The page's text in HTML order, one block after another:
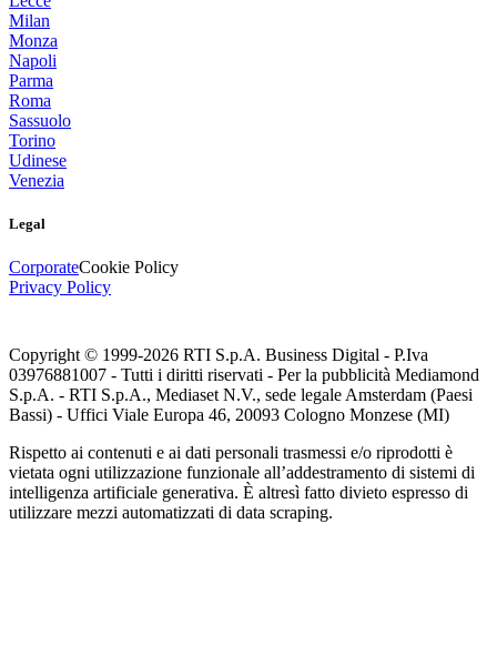
Milan
Monza
Napoli
Parma
Roma
Sassuolo
Torino
Udinese
Venezia
Legal
CorporateCookie Policy
Privacy Policy
Copyright © 1999-2026 RTI S.p.A. Business Digital - P.Iva
03976881007 - Tutti i diritti riservati - Per la pubblicità Mediamond
S.p.A. - RTI S.p.A., Mediaset N.V., sede legale Amsterdam (Paesi
Bassi) - Uffici Viale Europa 46, 20093 Cologno Monzese (MI)
Rispetto ai contenuti e ai dati personali trasmessi e/o riprodotti è
vietata ogni utilizzazione funzionale all’addestramento di sistemi di
intelligenza artificiale generativa. È altresì fatto divieto espresso di
utilizzare mezzi automatizzati di data scraping.